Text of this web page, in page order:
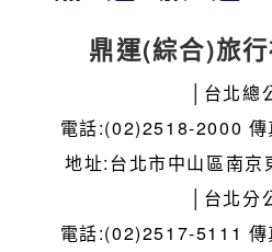
鼎運(綜合)旅
│台北總
電話:(02)2518-2000
地址:台北市中山區南
│台北分
電話:(02)2517-5111